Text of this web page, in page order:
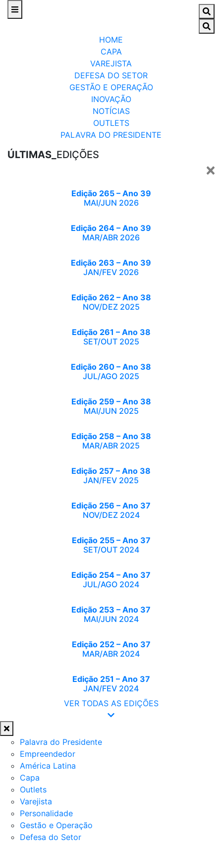
HOME
CAPA
VAREJISTA
DEFESA DO SETOR
GESTÃO E OPERAÇÃO
INOVAÇÃO
NOTÍCIAS
OUTLETS
PALAVRA DO PRESIDENTE
ÚLTIMAS_ EDIÇÕES
Edição 265 – Ano 39
MAI/JUN 2026
Edição 264 – Ano 39
MAR/ABR 2026
Edição 263 – Ano 39
JAN/FEV 2026
Edição 262 – Ano 38
NOV/DEZ 2025
Edição 261 – Ano 38
SET/OUT 2025
Edição 260 – Ano 38
JUL/AGO 2025
Edição 259 – Ano 38
MAI/JUN 2025
Edição 258 – Ano 38
MAR/ABR 2025
Edição 257 – Ano 38
JAN/FEV 2025
Edição 256 – Ano 37
NOV/DEZ 2024
Edição 255 – Ano 37
SET/OUT 2024
Edição 254 – Ano 37
JUL/AGO 2024
Edição 253 – Ano 37
MAI/JUN 2024
Edição 252 – Ano 37
MAR/ABR 2024
Edição 251 – Ano 37
JAN/FEV 2024
VER TODAS AS EDIÇÕES
Palavra do Presidente
Empreendedor
América Latina
Capa
Outlets
Varejista
Personalidade
Gestão e Operação
Defesa do Setor